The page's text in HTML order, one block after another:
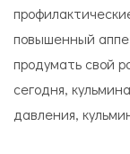
повышенный
продумать свой
сегодня,
давления,